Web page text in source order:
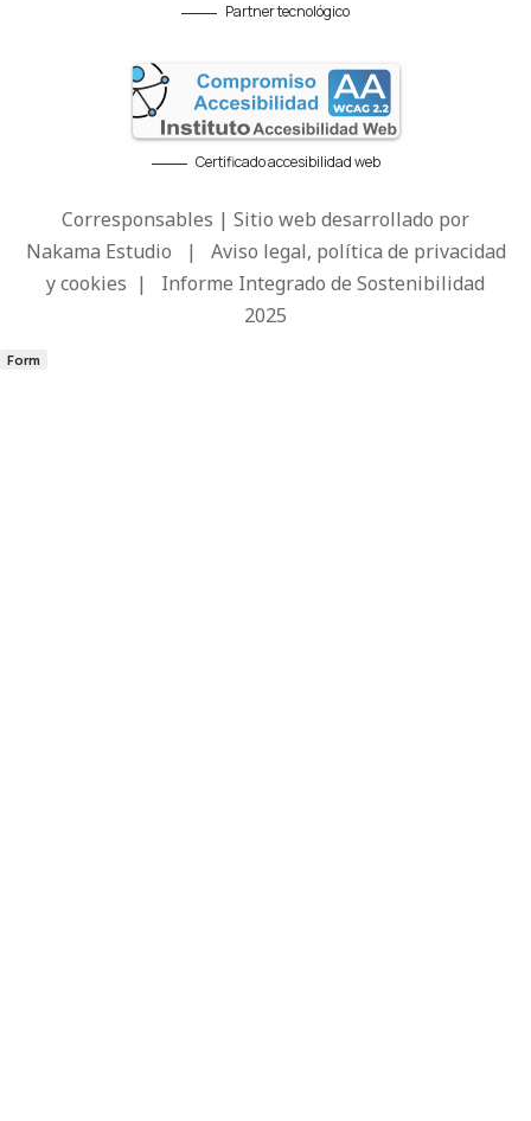
Partner tecnológico
Certificado accesibilidad web
Corresponsables | Sitio web desarrollado por
Nakama Estudio | Aviso legal, política de privacidad
y cookies | Informe Integrado de Sostenibilidad
2025
Form